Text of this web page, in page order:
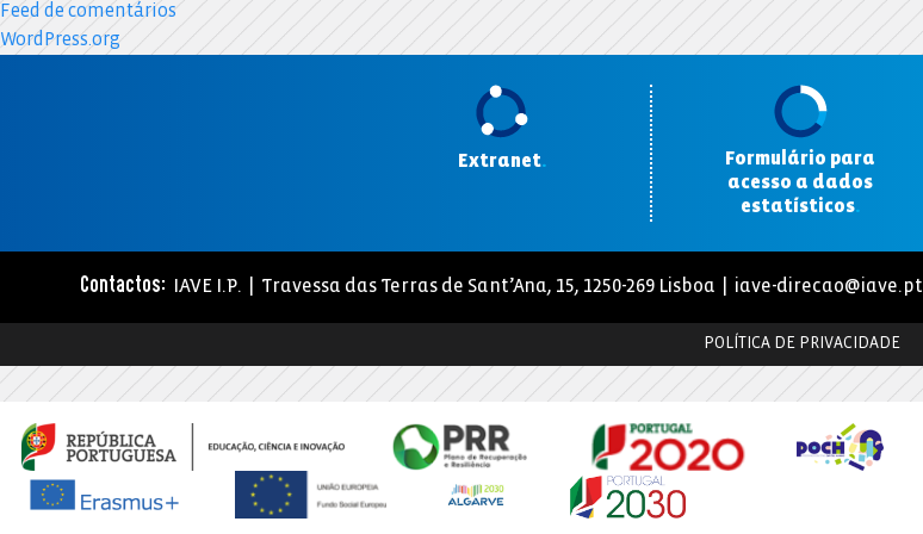
Feed de comentários
WordPress.org
Extranet.
Formulário para
acesso a dados
estatísticos.
Contactos: IAVE I.P. | Travessa das Terras de Sant’Ana, 15, 1250-269 Lisboa | iave-direcao@iave.pt
POLÍTICA DE PRIVACIDADE